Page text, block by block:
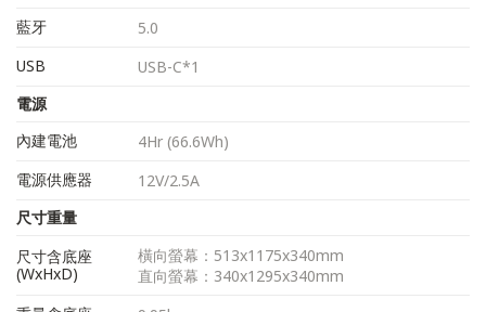
藍牙
5.0
USB
USB-C*1
電源
內建電池
4Hr (66.6Wh)
電源供應器
12V/2.5A
尺寸重量
尺寸含底座
(WxHxD)
橫向螢幕：513x1175x340mm
直向螢幕：340x1295x340mm